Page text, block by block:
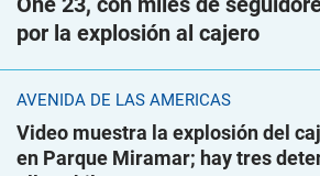
por la explosión al cajero
AVENIDA DE LAS AMÉRICAS
Video muestra la explosión del
en Parque Miramar; hay tres